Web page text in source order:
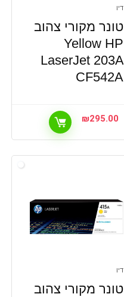
דיו
טונר מקורי צהוב
Yellow HP
LaserJet 203A
CF542A
₪295.00
דיו
טונר מקורי צהוב